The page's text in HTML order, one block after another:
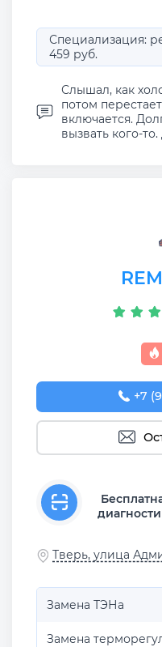
Специализация:
459 руб.
Слышал, как
потом
включается.
вызвать кого-
+7
Тверь, улица
Замена ТЭНа
Замена